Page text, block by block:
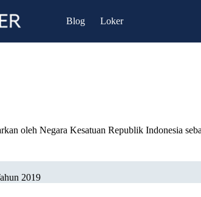
Blog
Loker
oleh Negara Kesatuan Republik Indonesia
2019